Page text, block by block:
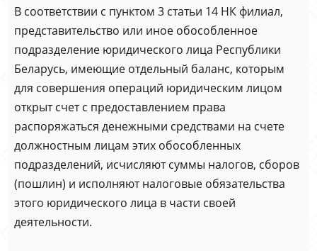
В соответствии с пунктом 3 статьи 14 НК филиал,
представительство или иное обособленное
подразделение юридического лица Республики
Беларусь, имеющие отдельный баланс, которым
для совершения операций юридическим лицом
открыт счет с предоставлением права
распоряжаться денежными средствами на счете
должностным лицам этих обособленных
подразделений, исчисляют суммы налогов, сборов
(пошлин) и исполняют налоговые обязательства
этого юридического лица в части своей
деятельности.